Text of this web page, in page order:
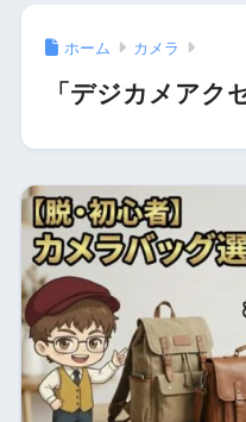
ホーム カメラ
「デジカメアク